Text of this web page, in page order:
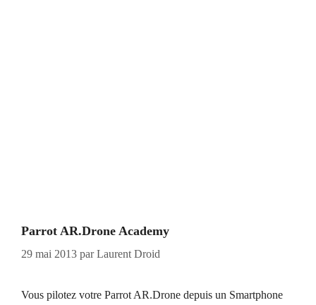
Parrot AR.Drone Academy
29 mai 2013 parLaurent Droid
Vous pilotez votre Parrot AR.Drone depuis un Smartphone